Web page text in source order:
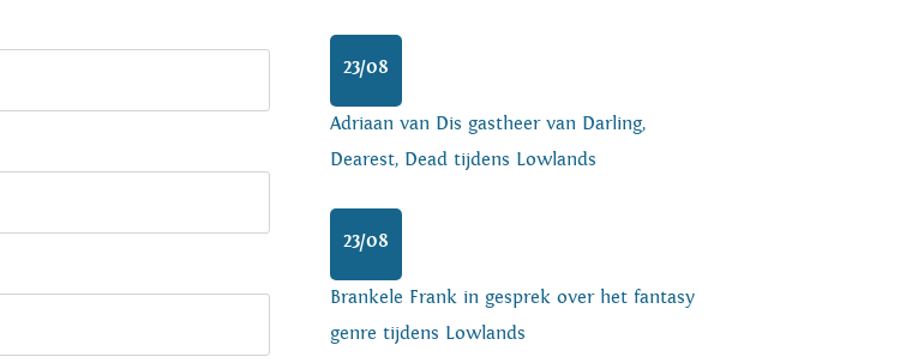
23/08
Adriaan van Dis gastheer van Darling,
Dearest, Dead tijdens Lowlands
23/08
Brankele Frank in gesprek over het fantasy
genre tijdens Lowlands